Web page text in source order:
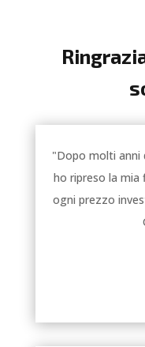
"Dopo molti anni
ho ripreso la
ogni prezzo